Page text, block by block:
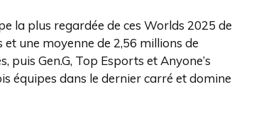
la plus regardée de ces Worlds 2025 de
et une moyenne de 2,56 millions de
puis Gen.G, Top Esports et Anyone’s
équipes dans le dernier carré et domine